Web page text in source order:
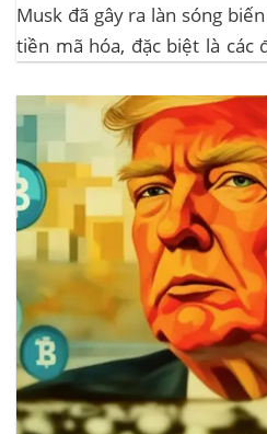
Musk đã gây ra làn sóng
tiền mã hóa, đặc biệt là các
Government Efficiency)
Beautiful Bill” của Trump,...